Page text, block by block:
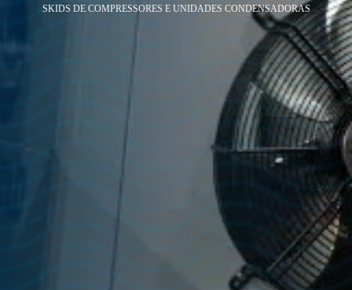
SKIDS DE COMPRESSORES E UNIDADES CONDENSADORAS